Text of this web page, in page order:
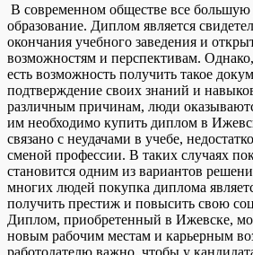
В современном обществе все большую
образование. Диплом является
окончания учебного заведения и
возможностям и перспективам.
есть возможность получить такое
подтверждение своих знаний и
различным причинам, люди
им необходимо купить диплом в
связано с неудачами в учебе,
сменой профессии. В таких случаях
становится одним из вариантов
многих людей покупка диплома
получить престиж и повысить свою
Диплом, приобретенный в Ижевске,
новым рабочим местам и карьерным
работодателю важно, чтобы у